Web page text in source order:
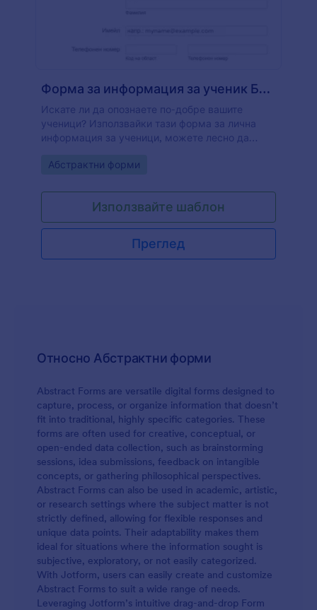
Форма за информация за ученик Бяла и адаптивна
Искате ли да опознаете по-добре вашите
ученици? Използвайки тази форма за лична
информация за ученици, можете лесно да
самоличност, членове на семейството и
той/тя в училищен спортен отбор, има ли
компютър у дома, дали той/тя има достъп до
интернет вкъщи, какво планира той/тя след
като завърши гимназия. Освен това този
шаблон на форма за лична информация за
Go to Category:
Абстрактни форми
Използвайте шаблон
Преглед
Относно Абстрактни форми
Abstract Forms are versatile digital forms designed to
capture, process, or organize information that doesn’t
fit into traditional, highly specific categories. These
forms are often used for creative, conceptual, or
open-ended data collection, such as brainstorming
sessions, idea submissions, feedback on intangible
concepts, or gathering philosophical perspectives.
Abstract Forms can also be used in academic, artistic,
or research settings where the subject matter is not
strictly defined, allowing for flexible responses and
unique data points. Their adaptability makes them
ideal for situations where the information sought is
subjective, exploratory, or not easily categorized.
With Jotform, users can easily create and customize
Abstract Forms to suit a wide range of needs.
Leveraging Jotform’s intuitive drag-and-drop Form